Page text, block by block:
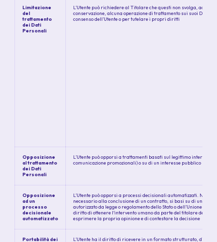
Limitazione
del
trattamento
dei Dati
Personali
L’Utente può richiedere al Titolare che questi non svolga, ad
conservazione, alcuna operazione di trattamento sui suoi Dati
consenso dell’Utente o per tutelare i propri diritti
Opposizione
al trattamento
dei Dati
Personali
L’Utente può opporsi a trattamenti basati sul legittimo interesse
comunicazione promozionali) o su di un interesse pubblico
Opposizione
ad un
processo
decisionale
automatizzato
L’Utente può opporsi a processi decisionali automatizzati. Nel
necessario alla conclusione di un contratto, si basi su di un
autorizzato da legge o regolamento dello Stato o dell’Unione
diritto di ottenere l'intervento umano da parte del titolare del
esprimere la propria opinione e di contestare la decisione
Portabilità dei
L’Utente ha il diritto di ricevere in un formato strutturato, di uso